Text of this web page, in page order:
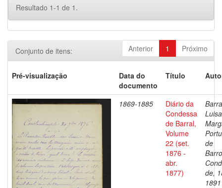
Resultado 1-1 de 1.
Anterior 1 Próximo
Conjunto de itens:
Pré-visualização
Data do
documento
Título
1869-1885
Diário da
Condessa
de Barral,
Volume
22 (set.
1876 -
abr.
1877)
Luisa
de
de,
1891